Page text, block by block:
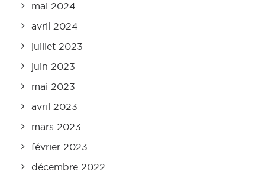
mai 2024
avril 2024
juillet 2023
juin 2023
mai 2023
avril 2023
mars 2023
février 2023
décembre 2022